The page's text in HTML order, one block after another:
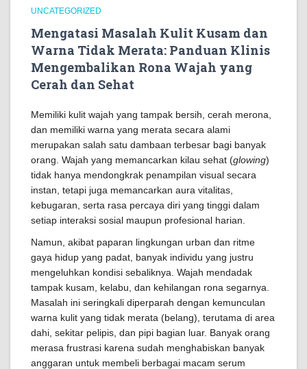
UNCATEGORIZED
Mengatasi Masalah Kulit Kusam dan
Warna Tidak Merata: Panduan Klinis
Mengembalikan Rona Wajah yang
Cerah dan Sehat
Memiliki kulit wajah yang tampak bersih, cerah merona,
dan memiliki warna yang merata secara alami
merupakan salah satu dambaan terbesar bagi banyak
orang. Wajah yang memancarkan kilau sehat (glowing)
tidak hanya mendongkrak penampilan visual secara
instan, tetapi juga memancarkan aura vitalitas,
kebugaran, serta rasa percaya diri yang tinggi dalam
setiap interaksi sosial maupun profesional harian.
Namun, akibat paparan lingkungan urban dan ritme
gaya hidup yang padat, banyak individu yang justru
mengeluhkan kondisi sebaliknya. Wajah mendadak
tampak kusam, kelabu, dan kehilangan rona segarnya.
Masalah ini seringkali diperparah dengan kemunculan
warna kulit yang tidak merata (belang), terutama di area
dahi, sekitar pelipis, dan pipi bagian luar. Banyak orang
merasa frustrasi karena sudah menghabiskan banyak
anggaran untuk membeli berbagai macam serum